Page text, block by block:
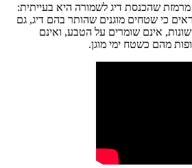
שהכנסת דיג לשמורה היא בעייתית:
כי שטחים מוגנים שהותר בהם דיג, גם
אינם שומרים על הטבע, ואינם
מהם כשטח ימי מוגן.